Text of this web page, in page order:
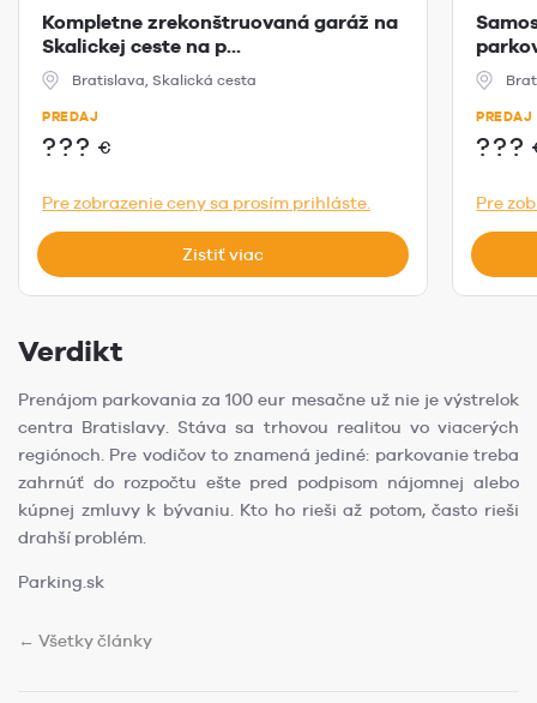
Kompletne zrekonštruovaná garáž na
Skalickej ceste na p...
Bratislava, Skalická cesta
PREDAJ
??? €
Pre zobrazenie ceny sa prosím prihláste.
Zistiť viac
PREDAJ
???
Pre
Verdikt
Prenájom parkovania za 100 eur mesačne už nie je výstrelok
centra Bratislavy. Stáva sa trhovou realitou vo viacerých
regiónoch. Pre vodičov to znamená jediné: parkovanie treba
zahrnúť do rozpočtu ešte pred podpisom nájomnej alebo
kúpnej zmluvy k bývaniu. Kto ho rieši až potom, často rieši
drahší problém.
Parking.sk
← Všetky články